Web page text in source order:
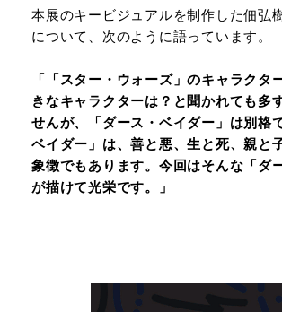
本展のキービジュアルを制作した佃弘
について、次のように語っています。
「「スター・ウォーズ」のキャラクタ
きなキャラクターは？と聞かれても多
せんが、「ダース・ベイダー」は別格
ベイダー」は、善と悪、生と死、親と
象徴でもあります。今回はそんな「ダ
が描けて光栄です。」